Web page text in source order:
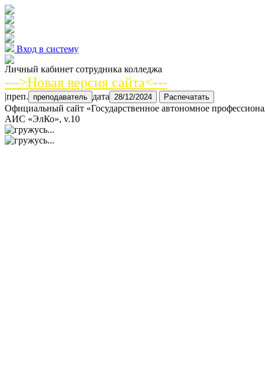
Вход в систему
Личный кабинет сотрудника колледжа
--->Новая версия сайта<---
|преп. преподаватель дата 28/12/2024 Распечатать
Официальный сайт «Государственное автономное
АИС «ЭлКо», v.10